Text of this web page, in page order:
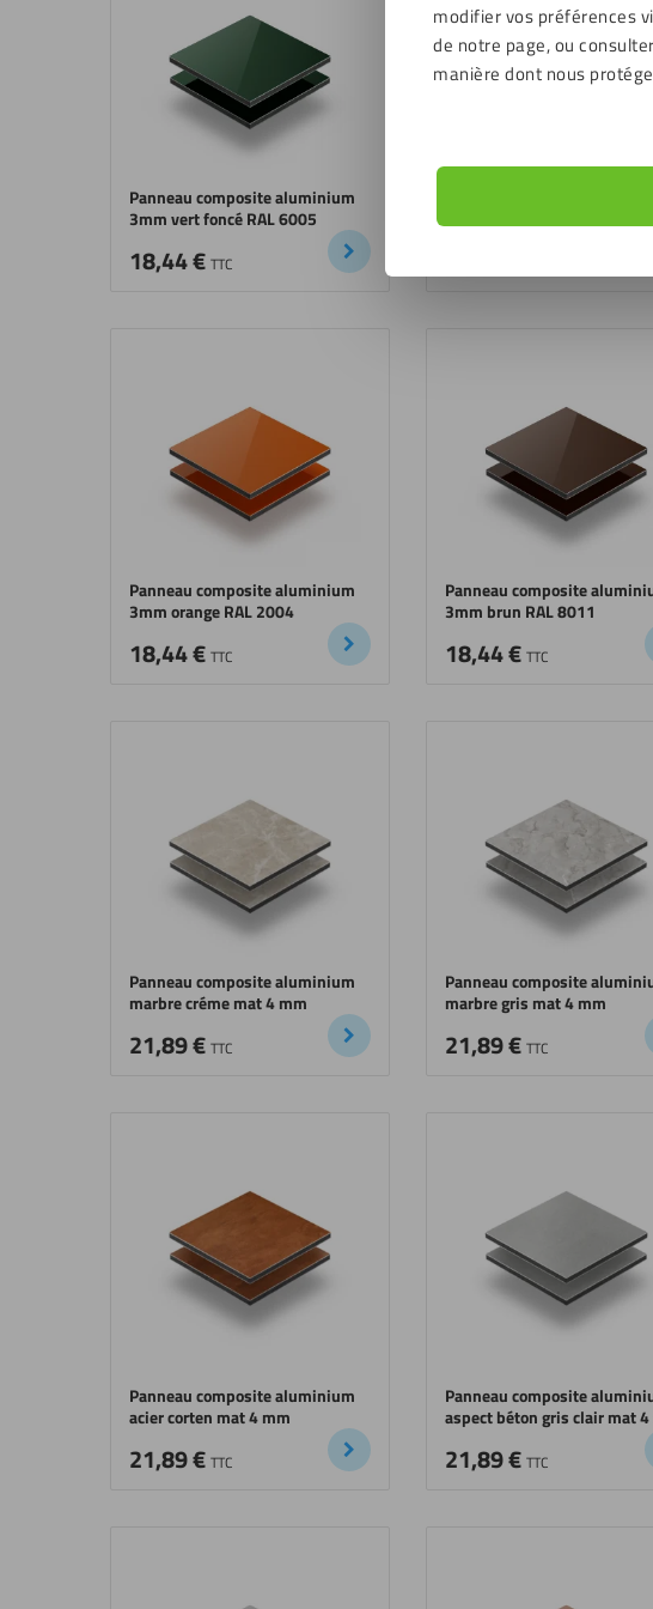
modifier vos préférences
de notre page, ou
manière dont nous
Panneau composite aluminium
3mm vert foncé RAL 6005
18,44€ TTC
Panneau composite aluminium
3mm orange RAL 2004
18,44€ TTC
Panneau composite
3mm brun RAL 8011
18,44€ TTC
Panneau composite aluminium
marbre créme mat 4 mm
21,89€ TTC
Panneau composite
marbre gris mat 4 mm
21,89€ TTC
Panneau composite aluminium
acier corten mat 4 mm
21,89€ TTC
Panneau composite
aspect béton gris clair mat
21,89€ TTC